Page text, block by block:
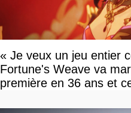
« Je veux un jeu entier
Fortune's Weave va
première en 36 ans et